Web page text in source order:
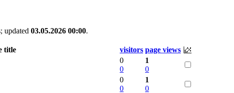
updated 03.05.2026 00:00.
title visitors page views
0
0
1
0
0
0
1
0